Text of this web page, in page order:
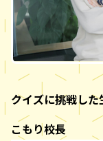
クイズに挑戦し
こもり校長